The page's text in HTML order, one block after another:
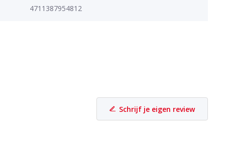
4711387954812
Schrijf je eigen review